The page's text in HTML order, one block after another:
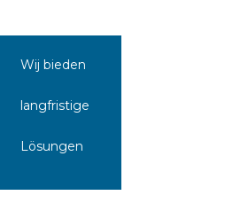
Wij bieden
langfristige
Lösungen